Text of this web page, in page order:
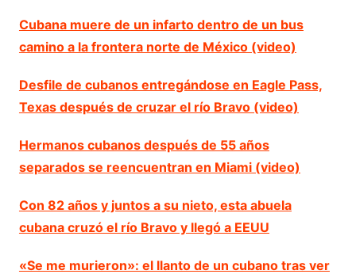
Cubana muere de un infarto dentro de un bus
camino a la frontera norte de México (video)
Desfile de cubanos entregándose en Eagle Pass,
Texas después de cruzar el río Bravo (video)
Hermanos cubanos después de 55 años
separados se reencuentran en Miami (video)
Con 82 años y juntos a su nieto, esta abuela
cubana cruzó el río Bravo y llegó a EEUU
«Se me murieron»: el llanto de un cubano tras ver